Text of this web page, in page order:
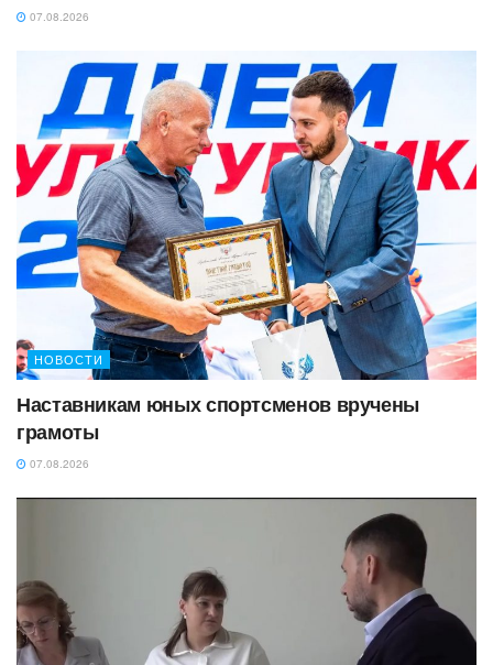
07.08.2026
НОВОСТИ
Наставникам юных спортсменов вручены
грамоты
07.08.2026